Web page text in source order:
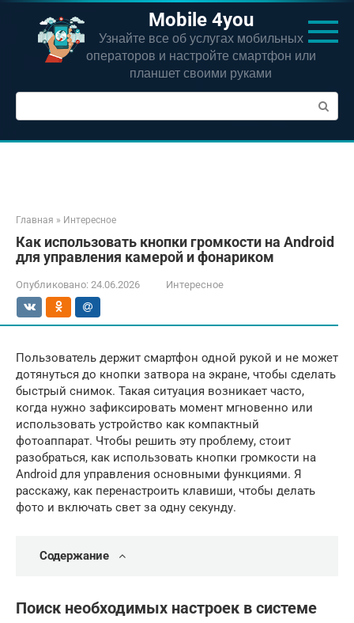
Перейти
контенту
Mobile 4you
Узнайте все об услугах мобильных
операторов и настройте смартфон или
планшет своими руками
Поиск:
Главная » Интересное
Как использовать кнопки громкости на Android
для управления камерой и фонариком
Опубликовано: 24.06.2026 Интересное
Пользователь держит смартфон одной рукой и не может
дотянуться до кнопки затвора на экране, чтобы сделать
быстрый снимок. Такая ситуация возникает часто,
когда нужно зафиксировать момент мгновенно или
использовать устройство как компактный
фотоаппарат. Чтобы решить эту проблему, стоит
разобраться, как использовать кнопки громкости на
Android для управления основными функциями. Я
расскажу, как перенастроить клавиши, чтобы делать
фото и включать свет за одну секунду.
Содержание
Поиск необходимых настроек в системе